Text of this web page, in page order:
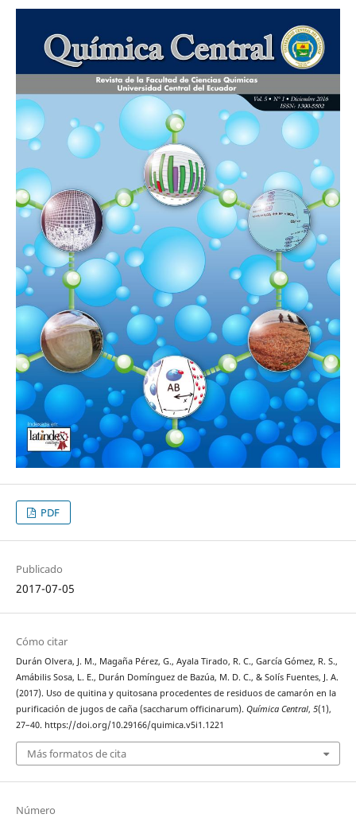
PDF
Publicado
2017-07-05
Cómo citar
Durán Olvera, J. M., Magaña Pérez, G., Ayala Tirado, R. C., García Gómez, R. S.,
Amábilis Sosa, L. E., Durán Domínguez de Bazúa, M. D. C., & Solís Fuentes, J. A.
(2017). Uso de quitina y quitosana procedentes de residuos de camarón en la
purificación de jugos de caña (saccharum officinarum). Química Central, 5(1),
27–40. https://doi.org/10.29166/quimica.v5i1.1221
Más formatos de cita
Número